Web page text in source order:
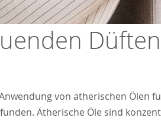
Düften
von ätherischen Ölen
Ätherische Öle sind